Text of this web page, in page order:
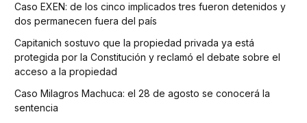
Caso EXEN: de los cinco implicados tres fueron detenidos y
dos permanecen fuera del país
Capitanich sostuvo que la propiedad privada ya está
protegida por la Constitución y reclamó el debate sobre el
acceso a la propiedad
Caso Milagros Machuca: el 28 de agosto se conocerá la
sentencia